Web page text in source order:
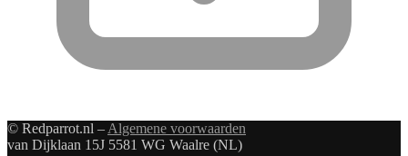
© Redparrot.nl – Algemene voorwaarden
van Dijklaan 15J 5581 WG Waalre (NL)